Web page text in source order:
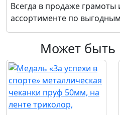
Всегда в продаже
ассортименте по
Может быть